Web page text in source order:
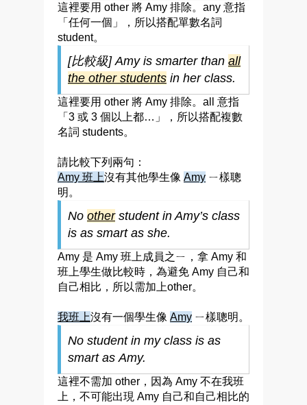
這裡要用 other 將 Amy 排除。any 意指
「任何一個」，所以搭配單數名詞
student。
[比較級] Amy is smarter than all
the other students in her class.
這裡要用 other 將 Amy 排除。all 意指
「3 或 3 個以上都…」，所以搭配複數
名詞 students。
請比較下列兩句：
Amy 班上沒有其他學生像 Amy ㄧ樣聰
明 。
No otherstudent in Amy’s class
is as smart as she.
Amy 是 Amy 班上成員之ㄧ，拿 Amy 和
班上學生做比較時，為避免 Amy 自己和
自己相比，所以需加上other。
我班上沒有一個學生像 Amy ㄧ樣聰明 。
No studentin my class is as
smart as Amy.
這裡不需加 other，因為 Amy 不在我班
上，不可能出現 Amy 自己和自己相比的